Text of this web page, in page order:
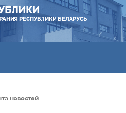
РЕСПУБЛИКИ БЕЛАРУСЬ
новостей